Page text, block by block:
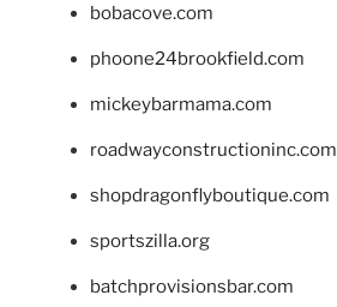
bobacove.com
phoone24brookfield.com
mickeybarmama.com
roadwayconstructioninc.com
shopdragonflyboutique.com
sportszilla.org
batchprovisionsbar.com